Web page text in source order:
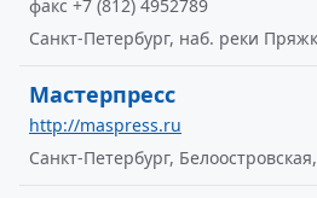
факс +7 (812) 4952789
Санкт-Петербург, наб. реки
Мастерпресс
http://maspress.ru
Санкт-Петербург,